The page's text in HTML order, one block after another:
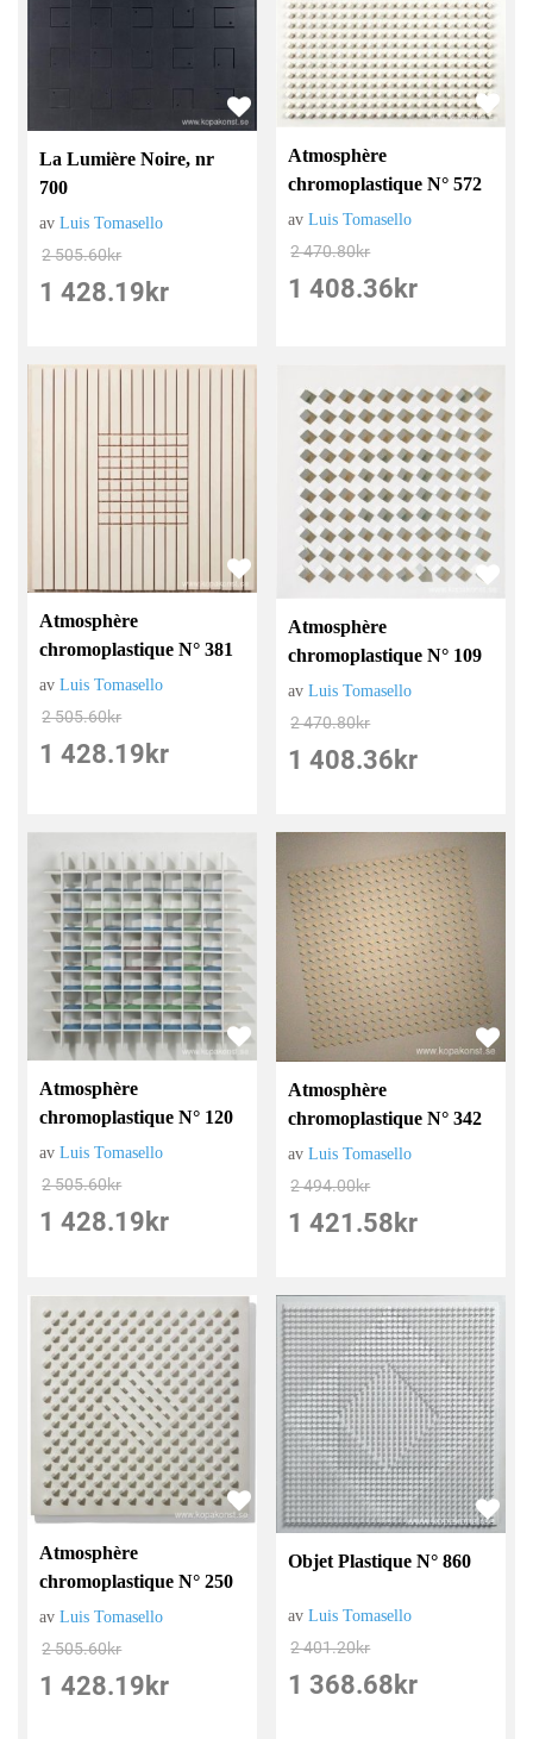
La Lumière Noire, nr
700
avLuis Tomasello
2 505.60kr
1 428.19 kr
Atmosphère
chromoplastique N° 572
avLuis Tomasello
2 470.80kr
1 408.36 kr
Atmosphère
chromoplastique N° 381
avLuis Tomasello
2 505.60kr
1 428.19 kr
Atmosphère
chromoplastique N° 109
avLuis Tomasello
2 470.80kr
1 408.36 kr
Atmosphère
chromoplastique N° 120
avLuis Tomasello
2 505.60kr
1 428.19 kr
Atmosphère
chromoplastique N° 342
avLuis Tomasello
2 494.00kr
1 421.58 kr
Atmosphère
chromoplastique N° 250
avLuis Tomasello
2 505.60kr
1 428.19 kr
Objet Plastique N° 860
avLuis Tomasello
2 401.20kr
1 368.68 kr